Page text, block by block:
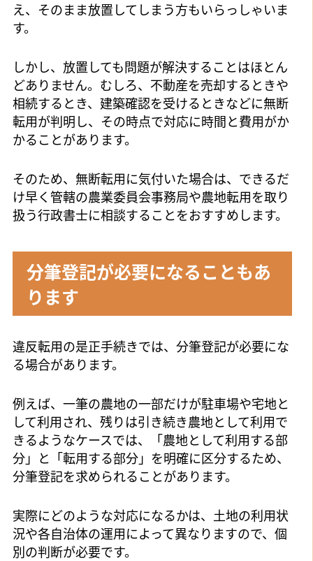
え、そのまま放置してしまう方もいらっしゃいま
す。
しかし、放置しても問題が解決することはほとん
どありません。むしろ、不動産を売却するときや
相続するとき、建築確認を受けるときなどに無断
転用が判明し、その時点で対応に時間と費用がか
かることがあります。
そのため、無断転用に気付いた場合は、できるだ
け早く管轄の農業委員会事務局や農地転用を取り
扱う行政書士に相談することをおすすめします。
分筆登記が必要になることもあ
ります
違反転用の是正手続きでは、分筆登記が必要にな
る場合があります。
例えば、一筆の農地の一部だけが駐車場や宅地と
して利用され、残りは引き続き農地として利用で
きるようなケースでは、「農地として利用する部
分」と「転用する部分」を明確に区分するため、
分筆登記を求められることがあります。
実際にどのような対応になるかは、土地の利用状
況や各自治体の運用によって異なりますので、個
別の判断が必要です。